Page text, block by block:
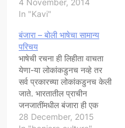
मन बंजारा | जवान बेटियों का बाप
बंजारा | दहेज बंजारा , दर्द और
4 November, 2014
In "Kavi"
बंजारा – बोली भाषेचा सामान्य
परिचय
भाषेची रचना ही लिहीता वाचता
येणा-या लोकांकडुनच नव्हे तर
सर्व प्रकारच्या लोकांकडुनच केली
जाते. भारतातील प्राचीन
जनजातींमधील बंजारा ही एक
प्रमुख जात आहे. मुख्यत्वे
28 December, 2015